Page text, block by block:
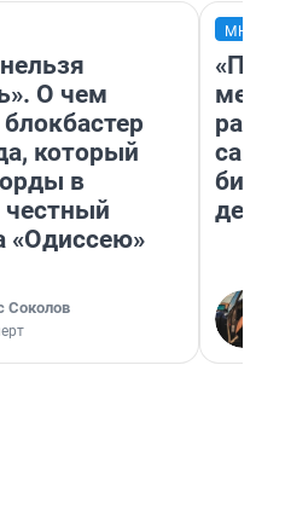
О чем
который
в
честный
«Одиссею»
Соколов